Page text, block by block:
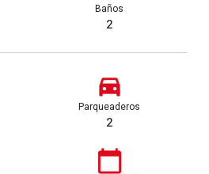
Baños
2
Parqueaderos
2